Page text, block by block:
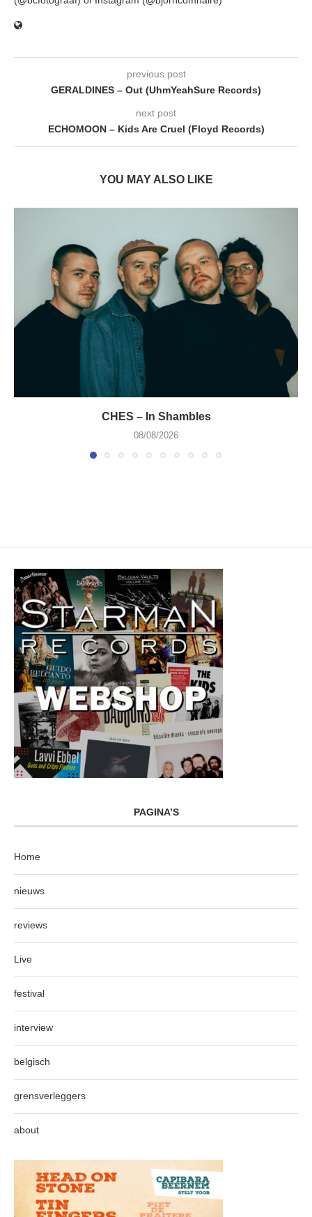
previous post
GERALDINES – Out (UhmYeahSure Records)
next post
ECHOMOON – Kids Are Cruel (Floyd Records)
YOU MAY ALSO LIKE
CHES – In Shambles
08/08/2026
PAGINA’S
Home
nieuws
reviews
Live
festival
interview
belgisch
grensverleggers
about